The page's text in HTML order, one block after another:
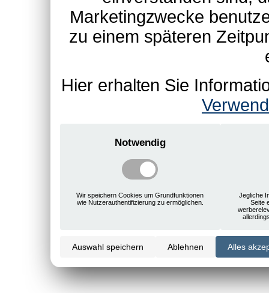
Marketingzwecke
zu einem späteren
Hier erhalten Sie
Notwendig
Wir speichern Cookies um Grundfunktionen
wie Nutzerauthentifizierung zu ermöglichen.
Jegliche
Seite
Auswahl speichern Ablehnen Alles